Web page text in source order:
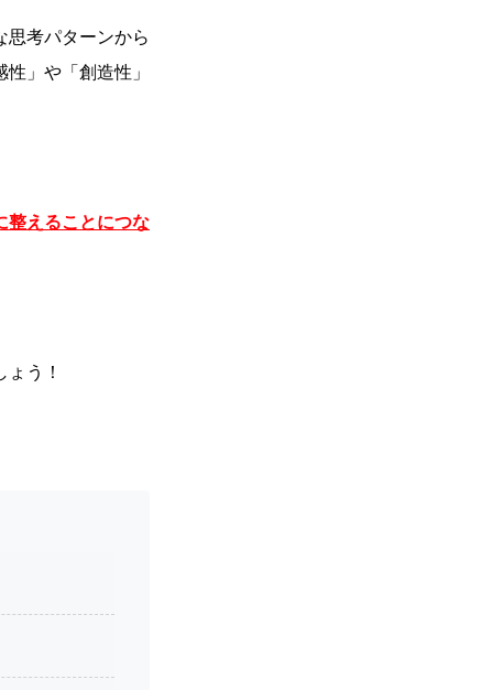
考パターンから
」や「創造性」
整えることにつな
う！